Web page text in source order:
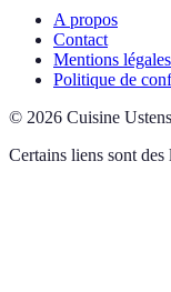
A propos
Contact
Mentions légales
Politique de
© 2026 Cuisine
Certains liens sont